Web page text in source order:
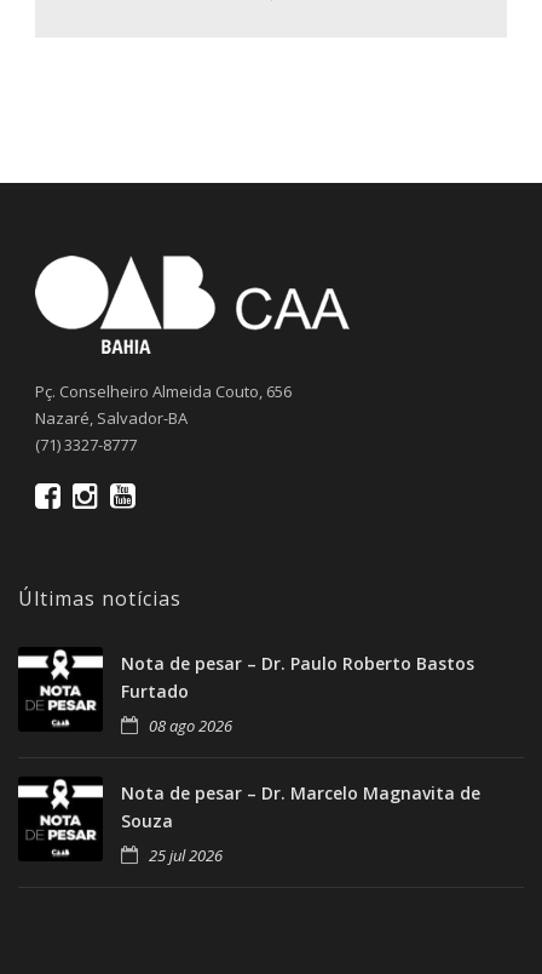
Pç. Conselheiro Almeida Couto, 656
Nazaré, Salvador-BA
(71) 3327-8777
Últimas notícias
Nota de pesar – Dr. Paulo Roberto Bastos
Furtado
08 ago 2026
Nota de pesar – Dr. Marcelo Magnavita de
Souza
25 jul 2026